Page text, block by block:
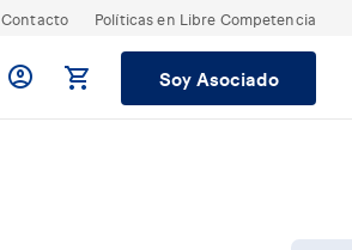
Contacto Políticas en Libre Competencia
Soy Asociado